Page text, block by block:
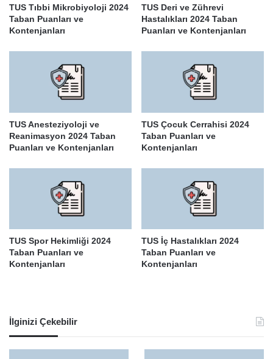
TUS Tıbbi Mikrobiyoloji 2024
Taban Puanları ve
Kontenjanları
TUS Deri ve Zührevi
Hastalıkları 2024 Taban
Puanları ve Kontenjanları
TUS Anesteziyoloji ve
Reanimasyon 2024 Taban
Puanları ve Kontenjanları
TUS Çocuk Cerrahisi 2024
Taban Puanları ve
Kontenjanları
TUS Spor Hekimliği 2024
Taban Puanları ve
Kontenjanları
TUS İç Hastalıkları 2024
Taban Puanları ve
Kontenjanları
İlginizi Çekebilir